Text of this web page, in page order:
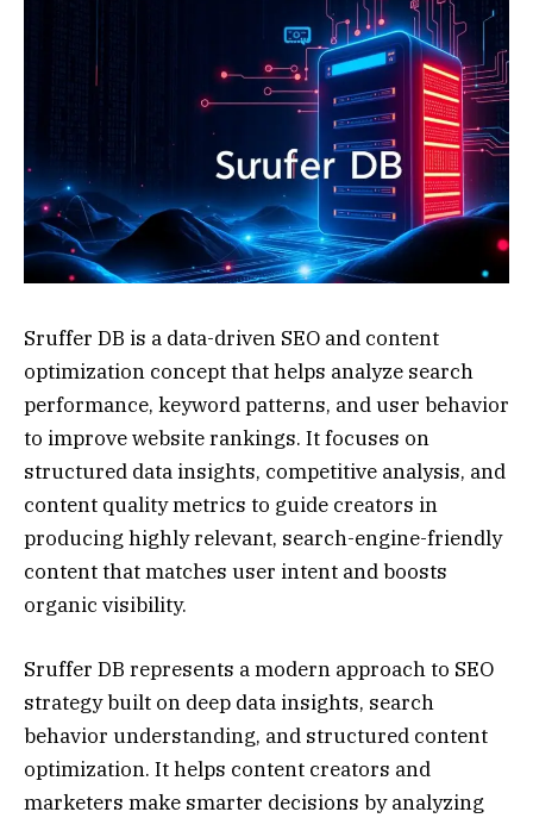
Sruffer DB is a data-driven SEO and content
optimization concept that helps analyze search
performance, keyword patterns, and user behavior
to improve website rankings. It focuses on
structured data insights, competitive analysis, and
content quality metrics to guide creators in
producing highly relevant, search-engine-friendly
content that matches user intent and boosts
organic visibility.
Sruffer DB represents a modern approach to SEO
strategy built on deep data insights, search
behavior understanding, and structured content
optimization. It helps content creators and
marketers make smarter decisions by analyzing